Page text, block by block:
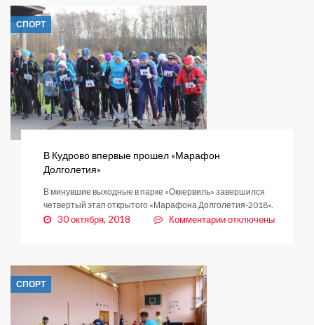
СПОРТ
В Кудрово впервые прошел «Марафон
Долголетия»
В минувшие выходные в парке «Оккервиль» завершился
четвертый этап открытого «Марафона Долголетия-2018».
30 октября, 2018 Комментариикотключены
СПОРТ